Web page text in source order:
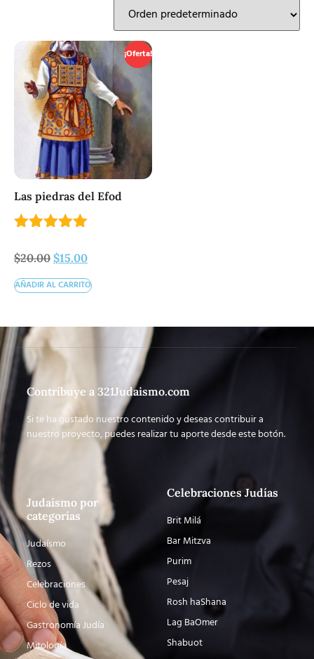
¡Oferta!
Las piedras del Efod
con
5.00
de 5
$20.00 $15.00
AÑADIR AL CARRITO
Contribuye a 321Judaismo.com
Si te ha gustado nuestro contenido y deseas contribuir a
nuestro proyecto, puedes realizar tu aporte desde este botón.
Judaísmo por
categorías
Judaísmo
Rezos
Celebraciones
Ciclo de vida
Gastronomía Judía
Mitología
Celebraciones Judías
Brit Milá
Bar Mitzva
Purim
Pesaj
Rosh haShana
Lag BaOmer
Shabuot